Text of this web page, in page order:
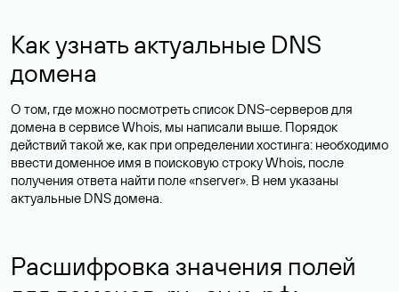
Как узнать актуальные DNS
домена
О том, где можно посмотреть список DNS-серверов для
домена в сервисе Whois, мы написали выше. Порядок
действий такой же, как при определении хостинга: необходимо
ввести доменное имя в поисковую строку Whois, после
получения ответа найти поле «nserver». В нем указаны
актуальные DNS домена.
Расшифровка значения полей